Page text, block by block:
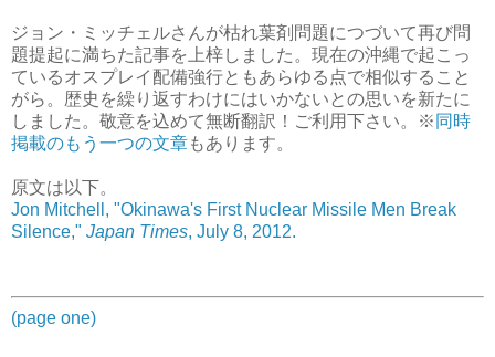
ジョン・ミッチェルさんが枯れ葉剤問題につづいて再び問
題提起に満ちた記事を上梓しました。現在の沖縄で起こっ
ているオスプレイ配備強行ともあらゆる点で相似すること
がら。歴史を繰り返すわけにはいかないとの思いを新たに
しました。敬意を込めて無断翻訳！ご利用下さい。
※ 同時
掲載のもう一つの文章もあります。
原文は以下。
Jon Mitchell, "Okinawa's First Nuclear Missile Men Break
Silence," Japan Times, July 8, 2012.
(page one)